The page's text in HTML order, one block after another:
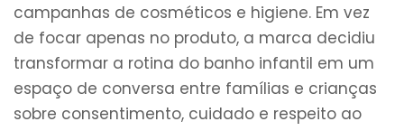
campanhas de cosméticos e higiene. Em vez
de focar apenas no produto, a marca decidiu
transformar a rotina do banho infantil em um
espaço de conversa entre famílias e crianças
sobre consentimento, cuidado e respeito ao